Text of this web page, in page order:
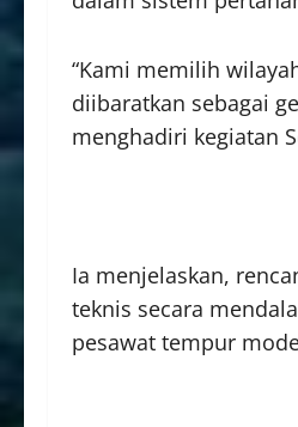
“Kami memilih
diibaratkan sebagai
menghadiri kegiatan
Ia menjelaskan,
teknis secara
pesawat tempur